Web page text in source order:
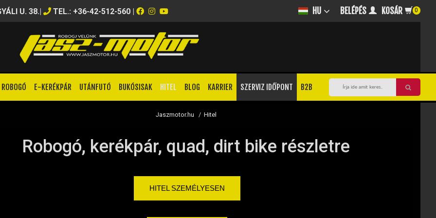
U. 38.| TEL.: +36-42-512-560 | HU BELÉPÉS KOSÁR 0
ROBOGÓ E-KERÉKPÁR UTÁNFUTÓ BUKÓSISAK HITEL BLOG KARRIER SZERVIZ IDŐPONT B2B
Jaszmotor.hu / Hitel
Robogó, kerékpár, quad, dirt bike részletre
HITEL SZEMÉLYESEN